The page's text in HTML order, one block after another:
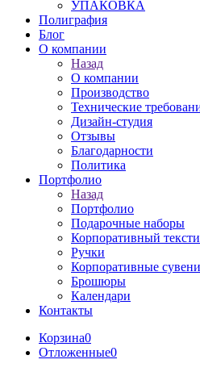
УПАКОВКА
Полиграфия
Блог
О компании
Назад
О компании
Производство
Технические
Дизайн-студия
Отзывы
Благодарности
Политика
Портфолио
Назад
Портфолио
Подарочные наборы
Корпоративный
Ручки
Корпоративные
Брошюры
Календари
Контакты
Корзина0
Отложенные0